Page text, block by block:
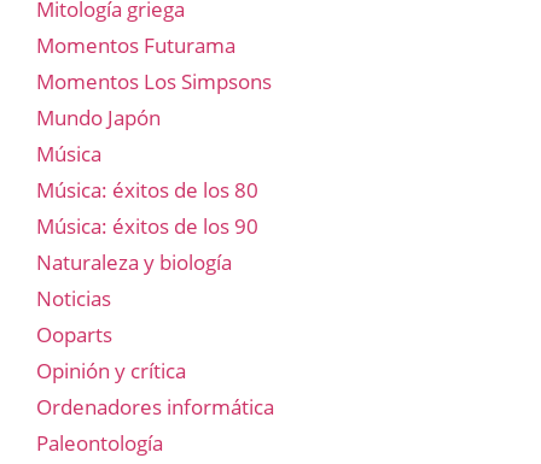
Mitología griega
Momentos Futurama
Momentos Los Simpsons
Mundo Japón
Música
Música: éxitos de los 80
Música: éxitos de los 90
Naturaleza y biología
Noticias
Ooparts
Opinión y crítica
Ordenadores informática
Paleontología